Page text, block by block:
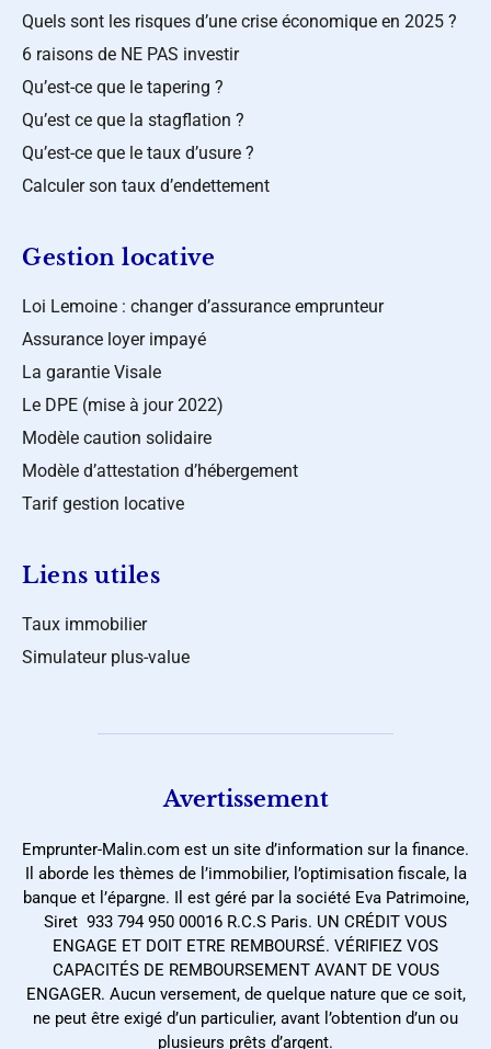
Quels sont les risques d’une crise économique en 2025 ?
6 raisons de NE PAS investir
Qu’est-ce que le tapering ?
Qu’est ce que la stagflation ?
Qu’est-ce que le taux d’usure ?
Calculer son taux d’endettement
Gestion locative
Loi Lemoine : changer d’assurance emprunteur
Assurance loyer impayé
La garantie Visale
Le DPE (mise à jour 2022)
Modèle caution solidaire
Modèle d’attestation d’hébergement
Tarif gestion locative
Liens utiles
Taux immobilier
Simulateur plus-value
Avertissement
Emprunter-Malin.com est un site d’information sur la finance.
Il aborde les thèmes de l’immobilier, l’optimisation fiscale, la
banque et l’épargne. Il est géré par la société Eva Patrimoine,
Siret 933 794 950 00016 R.C.S Paris. UN CRÉDIT VOUS
ENGAGE ET DOIT ETRE REMBOURSÉ. VÉRIFIEZ VOS
CAPACITÉS DE REMBOURSEMENT AVANT DE VOUS
ENGAGER. Aucun versement, de quelque nature que ce soit,
ne peut être exigé d’un particulier, avant l’obtention d’un ou
plusieurs prêts d’argent.